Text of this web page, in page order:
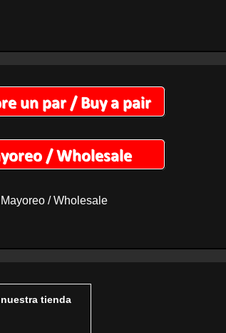
Mayoreo / Wholesale
tienda